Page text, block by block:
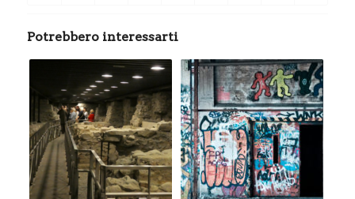
Potrebbero interessarti